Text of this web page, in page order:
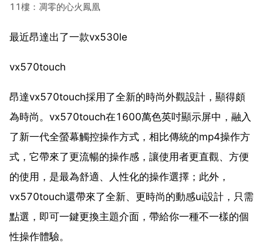
11樓：凋零的心火鳳凰
最近昂達出了一款vx530le
vx570touch
昂達vx570touch採用了全新的時尚外觀設計，顯得頗
為時尚。vx570touch在1600萬色英吋顯示屏中，融入
了新一代全螢幕觸控操作方式，相比傳統的mp4操作方
式，它帶來了更流暢的操作感，讓使用者更直觀、方便
的使用，是最為舒適、人性化的操作選擇；此外，
vx570touch還帶來了全新、更時尚的動感ui設計，只需
點選，即可一鍵更換主題介面，帶給你一種不一樣的個
性操作體驗。